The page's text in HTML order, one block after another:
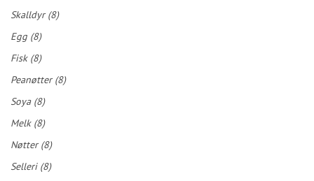
Skalldyr (8)
Egg (8)
Fisk (8)
Peanøtter (8)
Soya (8)
Melk (8)
Nøtter (8)
Selleri (8)